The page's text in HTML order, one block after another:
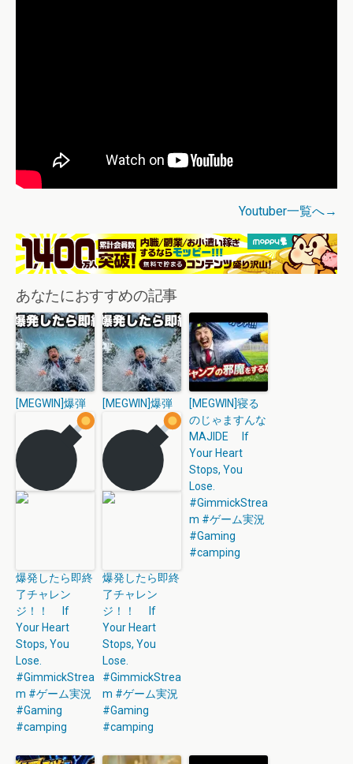
Youtuber一覧へ→
あなたにおすすめの記事
[MEGWIN]爆弾
爆発したら即終
了チャレン
ジ！！ If
Your Heart
Stops, You
Lose.
#GimmickStrea
m #ゲーム実況
#Gaming
#camping
[MEGWIN]爆弾
爆発したら即終
了チャレン
ジ！！ If
Your Heart
Stops, You
Lose.
#GimmickStrea
m #ゲーム実況
#Gaming
#camping
[MEGWIN]寝る
のじゃますんな
MAJIDE If
Your Heart
Stops, You
Lose.
#GimmickStrea
m #ゲーム実況
#Gaming
#camping